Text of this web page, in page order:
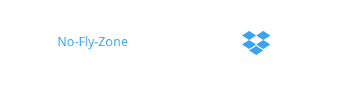
No-Fly-Zone